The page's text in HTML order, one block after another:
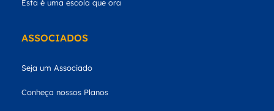
Esta é uma escola que ora
ASSOCIADOS
Seja um Associado
Conheça nossos Planos